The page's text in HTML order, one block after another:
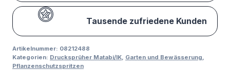
Tausende zufriedene Kunden
Artikelnummer: 08212488
Kategorien: Drucksprüher Matabi/IK Garten und Bewässerung
Pflanzenschutzspritzen